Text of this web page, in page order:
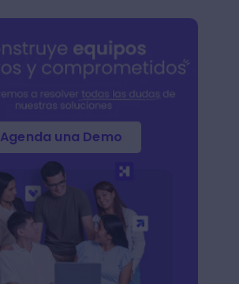
Agenda una Demo